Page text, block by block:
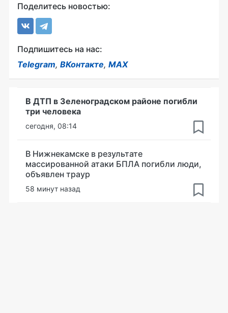
Поделитесь новостью:
Подпишитесь на нас:
Telegram, ВКонтакте, MAX
В ДТП в Зеленоградском районе погибли
три человека
сегодня, 08:14
В Нижнекамске в результате
массированной атаки БПЛА погибли люди,
объявлен траур
58 минут назад